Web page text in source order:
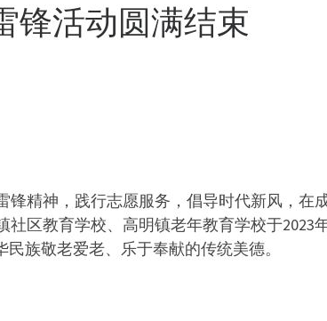
锋活动圆满结束
精神，践行志愿服务，倡导时代新风，在
区教育学校、高明镇老年教育学校于2023
族敬老爱老、乐于奉献的传统美德。